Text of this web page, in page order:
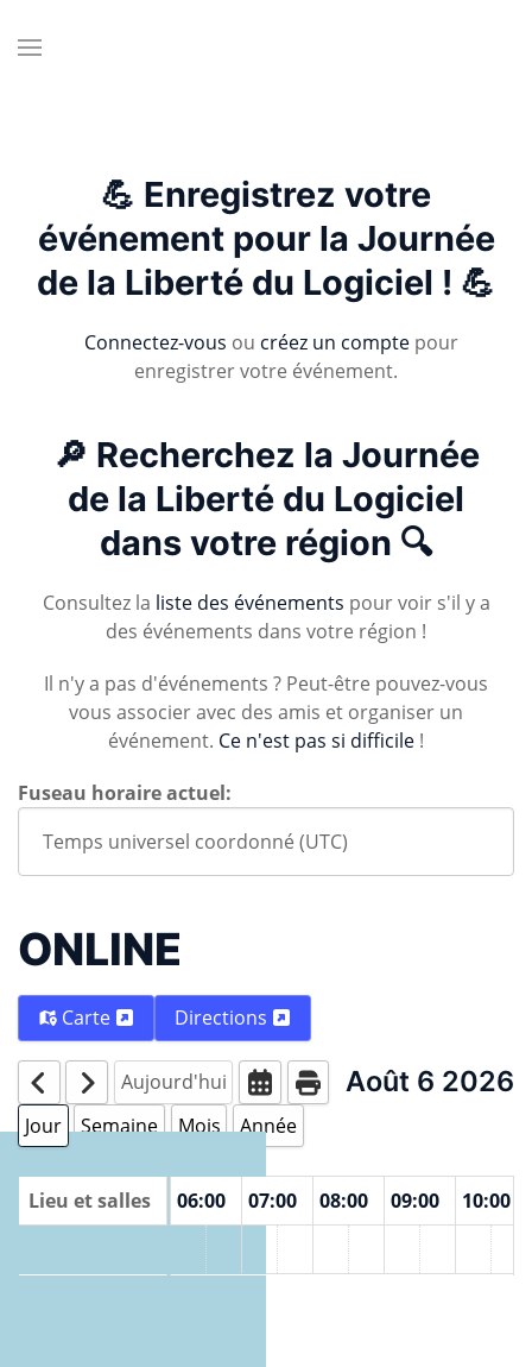
💪 Enregistrez votre
événement pour la Journée
de la Liberté du Logiciel ! 💪
Connectez-vous ou créez un comptepour
enregistrer votre événement.
🔎 Recherchez la Journée
de la Liberté du Logiciel
dans votre région 🔍
Consultez la liste des événements pour voir s'il y a
des événements dans votre région !
Il n'y a pas d'événements ? Peut-être pouvez-vous
vous associer avec des amis et organiser un
événement. Ce n'est pas si difficile !
Fuseau horaire actuel:
ONLINE
Carte Directions
Aujourd'hui Août 6 2026
Jour Semaine Mois Année
Lieu et salles
04:00 05:00 06:00 07:00 08:00 09:00
10:00